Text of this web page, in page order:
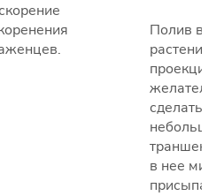
Полив
растений
сделать
траншею,
в нее